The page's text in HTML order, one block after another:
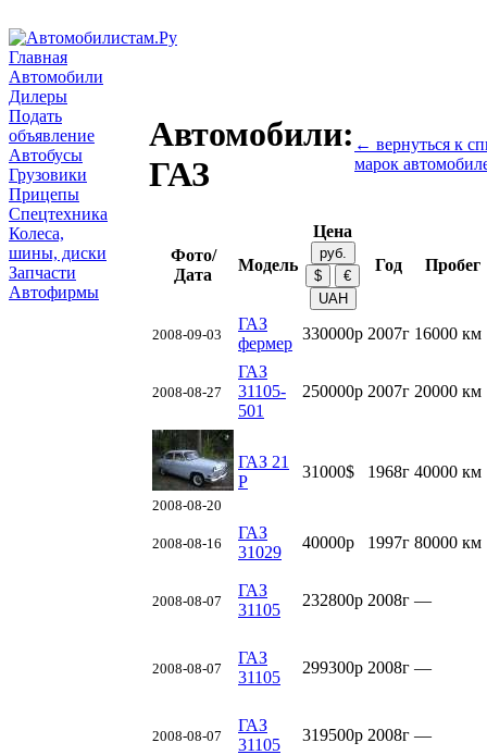
Главная
Автомобили
Дилеры
Подать
объявление
Автобусы
Грузовики
Прицепы
Спецтехника
Колеса,
шины, диски
Запчасти
Автофирмы
Автомобили:
ГАЗ
← вернуться к
марок
Фото/
Дата
Модель
Цена
Год
Пробег
2008-09-03
ГАЗ
фермер
330000р 2007г 16000 км
2008-08-27
ГАЗ
31105-
501
250000р 2007г 20000 км
2008-08-20
ГАЗ 21
Р
31000$ 1968г 40000 км
2008-08-16
ГАЗ
31029
40000р 1997г 80000 км
2008-08-07
ГАЗ
31105
232800р 2008г —
2008-08-07
ГАЗ
31105
299300р 2008г —
2008-08-07
ГАЗ
31105
319500р 2008г —